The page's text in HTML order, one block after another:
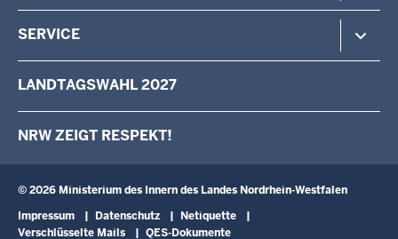
Ausbildung
Fortbildung
Landesqualifizierung für arbeitslose Menschen mit Behinderung
SERVICE
Newsletter
Broschüren
Schulbesuche
LANDTAGSWAHL 2027
NRW ZEIGT RESPEKT!
© 2026 Ministerium des Innern des Landes Nordrhein-Westfalen
Fußzeile
Impressum Datenschutz
Netiquette
Verschlüsselte Mails
QES-Dokumente